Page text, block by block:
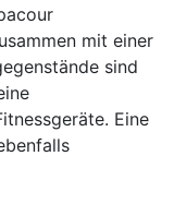
mit einer
sind
Eine